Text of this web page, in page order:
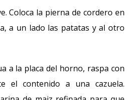
Coloca la pierna de cordero en
a un lado las patatas y al otro
a la placa del horno, raspa con
el contenido a una cazuela.